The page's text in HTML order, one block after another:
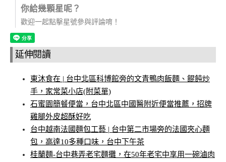
你給幾顆星呢？
歡迎一起點擊星號參與評論唷！
延伸閱讀
東沐食在 | 台中北區科博館旁的文青鴨肉飯麵、餛飩炒
手，家常菜小店(附菜單)
石蜜園簡餐便當，台中北區中國醫附近便當推薦，招牌
雞腿外皮超酥好吃
台中越南法國麵包工藝 | 台中第二市場旁的法國夾心麵
包，高達10多種口味，台中下午茶
桂蘭麵-台中巷弄老宅麵攤，在50年老宅中享用一碗滷肉